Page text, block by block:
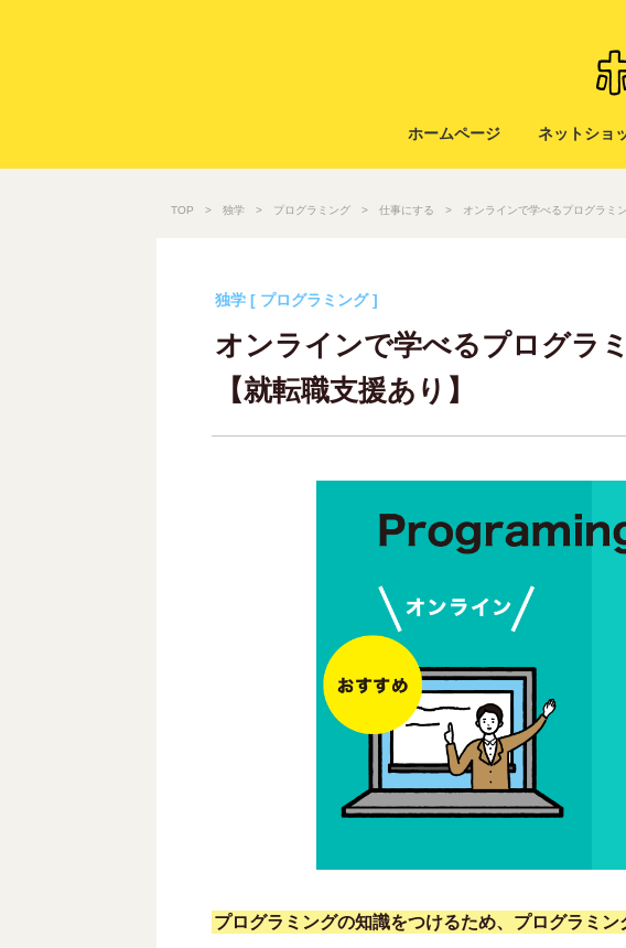
ホームページ ネットショ
TOP 独学 プログラミング 仕事にする オンラインで学べるプログラミ
独学 [ プログラミング ]
オンラインで学べるプログラ
【就転職支援あり】
プログラミングの知識をつけるため、プログラミ